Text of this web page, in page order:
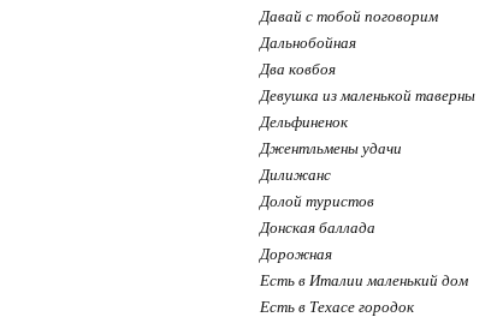
Давай с тобой поговорим
Дальнобойная
Два ковбоя
Девушка из маленькой таверны
Дельфиненок
Джентльмены удачи
Дилижанс
Долой туристов
Донская баллада
Дорожная
Есть в Италии маленький дом
Есть в Техасе городок